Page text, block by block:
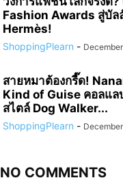
Fashion Awards สู่บัล
Hermès!
ShoppingPlearn -
สายหมาต้องกรี๊ด!
Kind of Guise คอลแล
สไตล์ Dog Walker...
ShoppingPlearn -
NO COMMENTS